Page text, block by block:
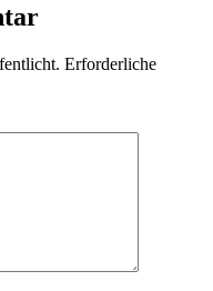
Erforderliche